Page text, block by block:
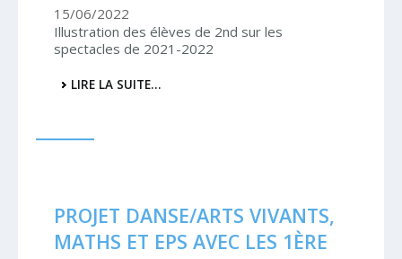
15/06/2022
Illustration des élèves de 2nd sur les
spectacles de 2021-2022
PROJET
AVEC
LIRE LA SUITE…
PROJET DANSE/ARTS VIVANTS,
MATHS ET EPS AVEC LES 1ÈRE